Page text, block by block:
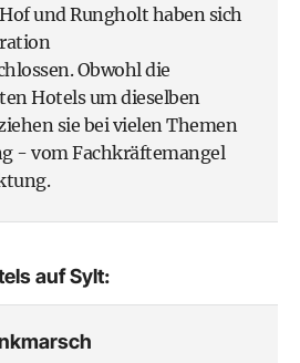
und Rungholt haben sich
Obwohl die
Hotels um dieselben
sie bei vielen Themen
- vom Fachkräftemangel
auf Sylt: